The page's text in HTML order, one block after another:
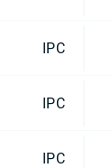
IPC
IPC
IPC